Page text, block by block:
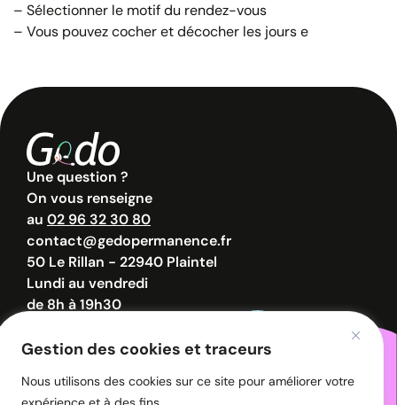
Gestion des cookies et traceurs
Nous utilisons des cookies sur ce site pour améliorer votre
– Sélectionner le motif du rendez-vous
– Vous pouvez cocher et décocher les jours e
Une question ?
On vous renseigne
au 02 96 32 30 80
contact@gedopermanence.fr
50 Le Rillan - 22940 Plaintel
Lundi au vendredi
de 8h à 19h30
© 2026 - GEDO - Tous droits réservés.